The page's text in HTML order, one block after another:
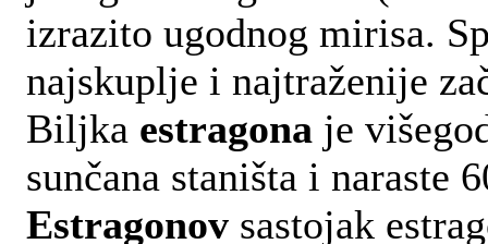
izrazito ugodnog mirisa.
najskuplje i najtraženije
Biljka estragona je
sunčana staništa i naraste
Estragonov sastojak